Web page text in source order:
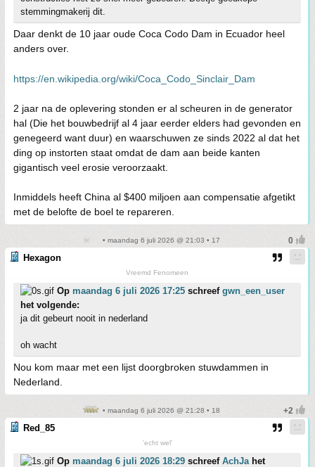
stemmingmakerij dit.
Daar denkt de 10 jaar oude Coca Codo Dam in Ecuador heel
anders over.
https://en.wikipedia.org/wiki/Coca_Codo_Sinclair_Dam
2 jaar na de oplevering stonden er al scheuren in de generator
hal (Die het bouwbedrijf al 4 jaar eerder elders had gevonden en
genegeerd want duur) en waarschuwen ze sinds 2022 al dat het
ding op instorten staat omdat de dam aan beide kanten
gigantisch veel erosie veroorzaakt.
Inmiddels heeft China al $400 miljoen aan compensatie afgetikt
met de belofte de boel te repareren.
• maandag 6 juli 2026 @ 21:03 • 17
Hexagon
Vreemd Fenomeen
Op maandag 6 juli 2026 17:25 schreef gwn_een_user
het volgende:
ja dit gebeurt nooit in nederland
oh wacht
Nou kom maar met een lijst doorgbroken stuwdammen in
Nederland.
• maandag 6 juli 2026 @ 21:28 • 18
Red_85
'echt wel'
Op maandag 6 juli 2026 18:29 schreef AchJahet